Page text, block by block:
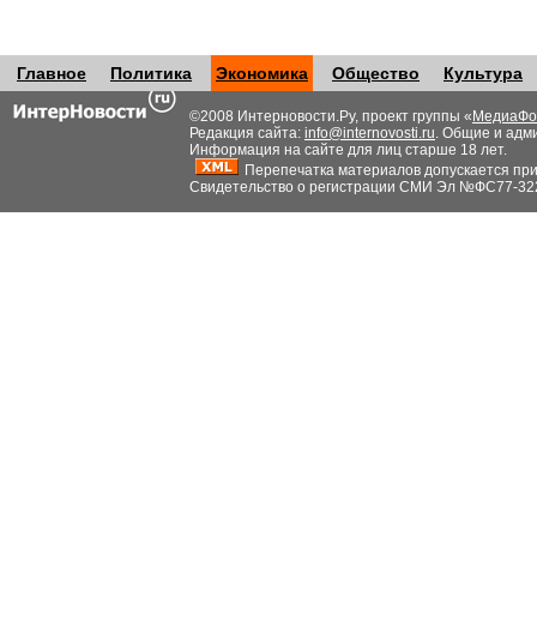
Главное Политика Экономика Общество Культура
©2008 Интерновости.Ру, проект группы «
Редакция сайта: info@internovosti.ru. Общие и
Информация на сайте для лиц старше 18 лет.
Перепечатка материалов допускается
Свидетельство о регистрации СМИ Эл №ФС77-